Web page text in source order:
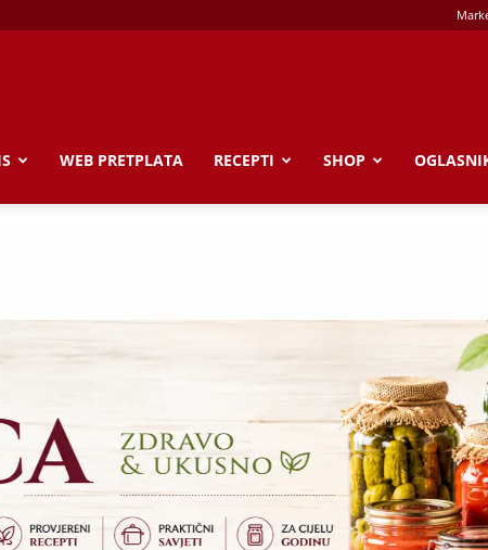
WEB PRETPLATA RECEPTI SHOP